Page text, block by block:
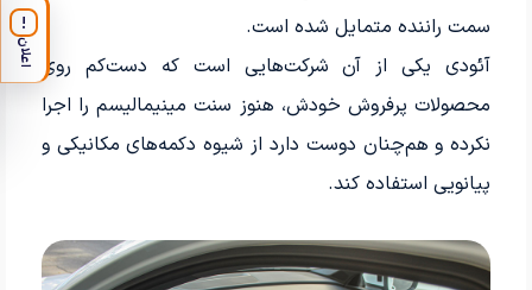
سمت راننده متمایل شده است.
آئودی یکی از آن شرکت‌هایی است که دست‌کم روی
محصولات پرفروش خودش، هنوز سنت مینیمالیسم را اجرا
نکرده و هم‌چنان دوست دارد از شیوه دکمه‌های مکانیکی و
پیانویی استفاده کند.
!
اعلان